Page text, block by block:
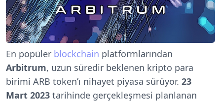
En popüler blockchain platformlarından
Arbitrum, uzun süredir beklenen kripto para
birimi ARB token’ı nihayet piyasa sürüyor. 23
Mart 2023 tarihinde gerçekleşmesi planlanan